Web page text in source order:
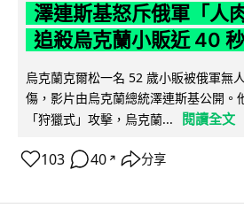
澤連斯基怒斥俄軍「人
追殺烏克蘭小販近 40
烏克蘭克爾松一名 52 歲小販被俄軍無
傷，影片由烏克蘭總統澤連斯基公開。
「狩獵式」攻擊，烏克蘭...
閱讀全文
103 40 ↗ 分享